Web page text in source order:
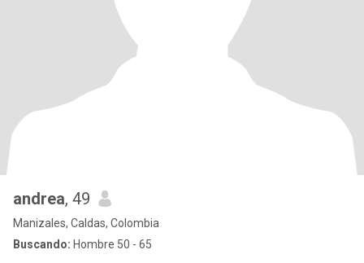
andrea, 49
Manizales, Caldas, Colombia
Buscando: Hombre 50 - 65